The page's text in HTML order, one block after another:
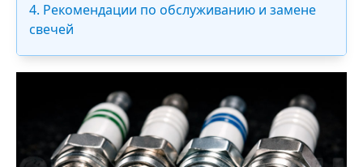
4. Рекомендации по обслуживанию и замене
свечей